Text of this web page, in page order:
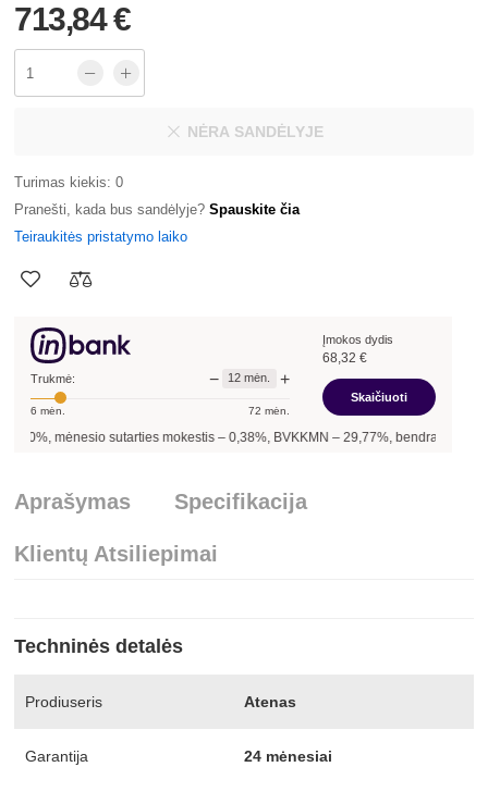
713,84 €
NĖRA SANDĖLYJE
Turimas kiekis: 0
Pranešti, kada bus sandėlyje? Spauskite čia
Teiraukitės pristatymo laiko
Trukmė: − 12 mėn. +
6 mėn. 72 mėn.
Įmokos dydis
68,32 €
Skaičiuoti
%, mėnesio sutarties mokestis –0,38%, BVKKMN – 29,77%, bendra mokėtina
Aprašymas Specifikacija
Klientų Atsiliepimai
Techninės detalės
Prodiuseris Atenas
Garantija 24 mėnesiai